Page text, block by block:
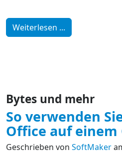
Weiterlesen ...
Bytes und mehr
So verwenden
Office auf
Geschrieben von SoftMaker